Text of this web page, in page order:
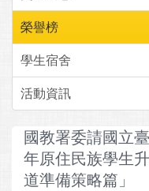
榮譽榜
學生宿舍
活動資訊
國教署委請國立
年原住民族學生
道準備策略篇」